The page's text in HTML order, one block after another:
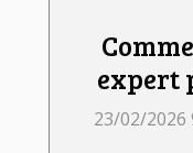
expert
23/02/2026